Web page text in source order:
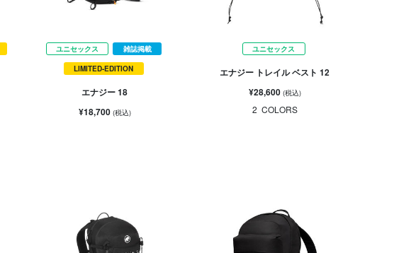
ユニセックス 雑誌掲載
LIMITED-EDITION
エナジー 18
¥18,700 (税込)
ユニセックス
エナジー トレイル ベスト 12
¥28,600 (税込)
2 COLORS